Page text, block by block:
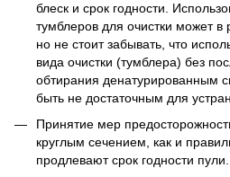
блеск и срок годности.
тумблеров для очистки может в
но не стоит забывать, что
вида очистки (тумблера) без
обтирания денатурированным
быть не достаточным для
Принятие мер
круглым сечением, как и
продлевают срок годности пули.